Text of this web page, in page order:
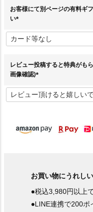
お客様にて別ページの有料ギ
い
必
須
レビュー投稿すると特典がも
画像確認)
必
須
お買い物にうれし
●税込3,980円以上
●LINE連携で200ポ